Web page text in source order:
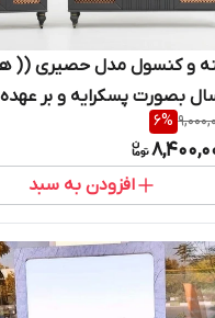
و کنسول مدل حصیری ((
بصورت پسکرایه و بر عهده
))
6%
افزودن به سبد